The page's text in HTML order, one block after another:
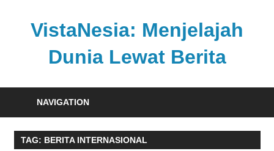
VistaNesia: Menjelajah
Dunia Lewat Berita
nasional
global
dalam
NAVIGATION
TAG: BERITA INTERNASIONAL